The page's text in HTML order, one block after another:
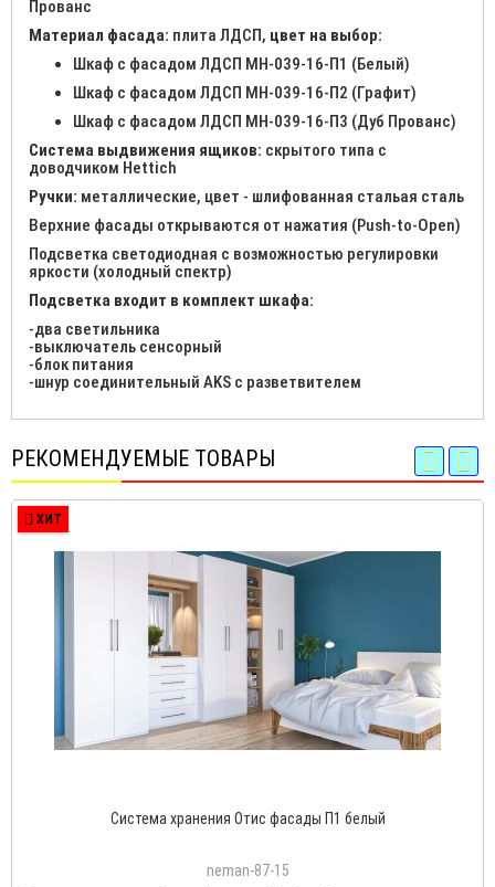
Прованс
Материал фасада: плита ЛДСП, цвет на выбор:
Шкаф с фасадом ЛДСП МН-039-16-П1 (Белый)
Шкаф с фасадом ЛДСП МН-039-16-П2 (Графит)
Шкаф с фасадом ЛДСП МН-039-16-П3 (Дуб Прованс)
Система выдвижения ящиков: скрытого типа с
доводчиком Hettich
Ручки: металлические, цвет - шлифованная стальая сталь
Верхние фасады открываются от нажатия (Push-to-Open)
Подсветка светодиодная с возможностью регулировки
яркости (холодный спектр)
Подсветка входит в комплект шкафа:
-два светильника
-выключатель сенсорный
-блок питания
-шнур соединительный AKS с разветвителем
РЕКОМЕНДУЕМЫЕ ТОВАРЫ
ХИТ
Система хранения Отис фасады П1 белый
neman-87-15